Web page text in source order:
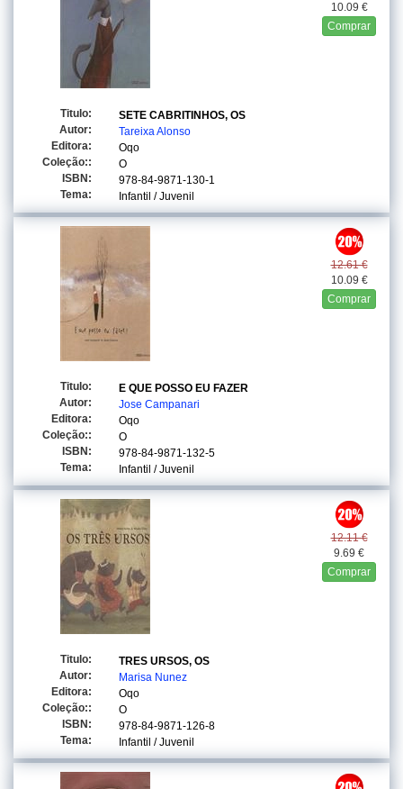
10.09 €
Comprar
Titulo:
SETE CABRITINHOS, OS
Autor:
Tareixa Alonso
Editora:
Oqo
Coleção::
O
ISBN:
978-84-9871-130-1
Tema:
Infantil / Juvenil
12.61 €
10.09 €
Comprar
Titulo:
E QUE POSSO EU FAZER
Autor:
Jose Campanari
Editora:
Oqo
Coleção::
O
ISBN:
978-84-9871-132-5
Tema:
Infantil / Juvenil
12.11 €
9.69 €
Comprar
Titulo:
TRES URSOS, OS
Autor:
Marisa Nunez
Editora:
Oqo
Coleção::
O
ISBN:
978-84-9871-126-8
Tema:
Infantil / Juvenil